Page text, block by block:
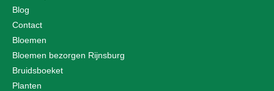
Blog
Contact
Bloemen
Bloemen bezorgen Rijnsburg
Bruidsboeket
Planten